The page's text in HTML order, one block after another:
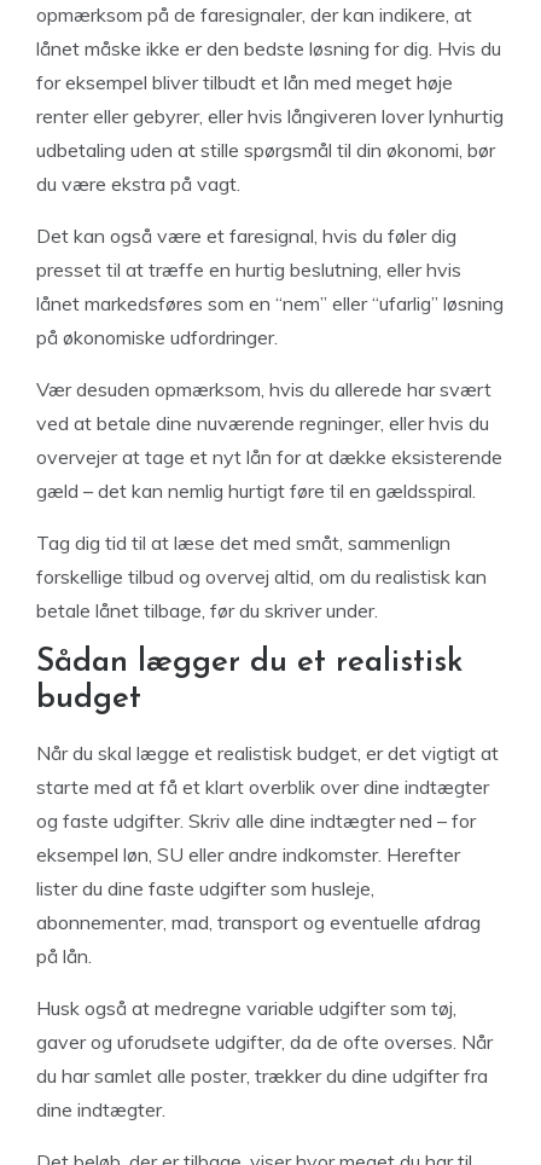
opmærksom på de faresignaler, der kan indikere, at
lånet måske ikke er den bedste løsning for dig. Hvis du
for eksempel bliver tilbudt et lån med meget høje
renter eller gebyrer, eller hvis långiveren lover lynhurtig
udbetaling uden at stille spørgsmål til din økonomi, bør
du være ekstra på vagt.
Det kan også være et faresignal, hvis du føler dig
presset til at træffe en hurtig beslutning, eller hvis
lånet markedsføres som en “nem” eller “ufarlig” løsning
på økonomiske udfordringer.
Vær desuden opmærksom, hvis du allerede har svært
ved at betale dine nuværende regninger, eller hvis du
overvejer at tage et nyt lån for at dække eksisterende
gæld – det kan nemlig hurtigt føre til en gældsspiral.
Tag dig tid til at læse det med småt, sammenlign
forskellige tilbud og overvej altid, om du realistisk kan
betale lånet tilbage, før du skriver under.
Sådan lægger du et realistisk
budget
Når du skal lægge et realistisk budget, er det vigtigt at
starte med at få et klart overblik over dine indtægter
og faste udgifter. Skriv alle dine indtægter ned – for
eksempel løn, SU eller andre indkomster. Herefter
lister du dine faste udgifter som husleje,
abonnementer, mad, transport og eventuelle afdrag
på lån.
Husk også at medregne variable udgifter som tøj,
gaver og uforudsete udgifter, da de ofte overses. Når
du har samlet alle poster, trækker du dine udgifter fra
dine indtægter.